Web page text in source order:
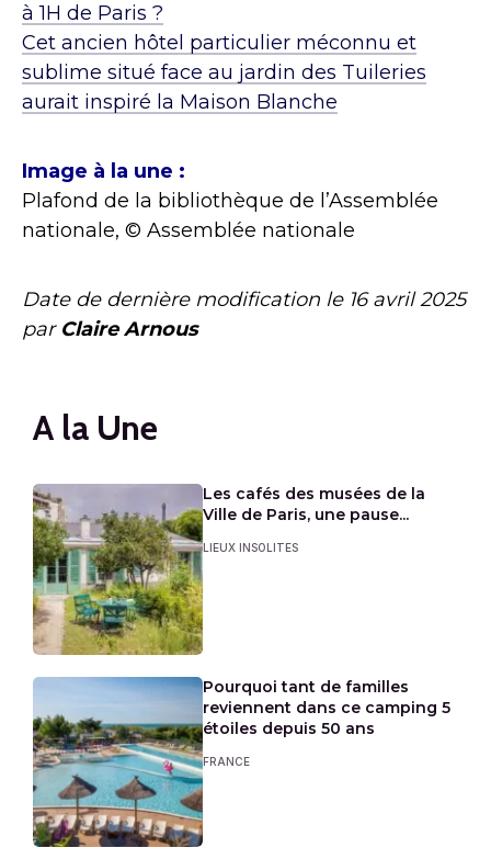
à 1H de Paris ?
Cet ancien hôtel particulier méconnu et
sublime situé face au jardin des Tuileries
aurait inspiré la Maison Blanche
Image à la une :
Plafond de la bibliothèque de l’Assemblée
nationale, © Assemblée nationale
Date de dernière modification le 16 avril 2025
par Claire Arnous
A la Une
Les cafés des musées de la
Ville de Paris, une pause...
LIEUX INSOLITES
Pourquoi tant de familles
reviennent dans ce camping 5
étoiles depuis 50 ans
FRANCE